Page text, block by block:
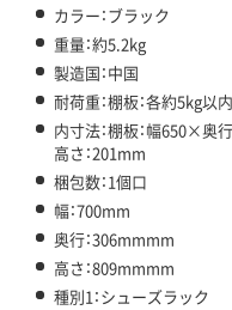
カラー：ブラック
重量：約5.2kg
製造国：中国
耐荷重：棚板：各約5kg以内
内寸法：棚板：幅650×奥
高さ：201mm
梱包数：1個口
幅：700mm
奥行：306mmmm
高さ：809mmmm
種別1：シューズラック